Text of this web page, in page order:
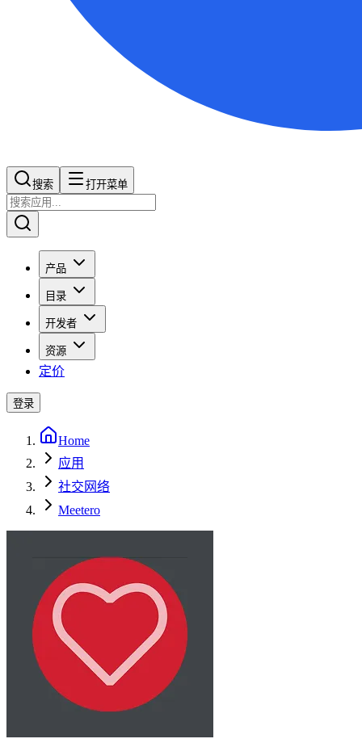
搜索​​​​ 打开菜单
产品
目录
开发者
资源
定价
登录
Home
应用
社交网络
Meetero